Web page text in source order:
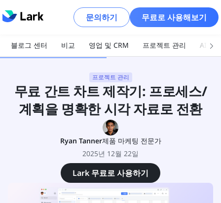
문의하기 무료로 사용해보기
블로그 센터 비교 영업 및 CRM 프로젝트 관리 AI 및
프로젝트 관리
무료 간트 차트 제작기: 프로세스/
계획을 명확한 시각 자료로 전환
Ryan Tanner제품 마케팅 전문가
2025년 12월 22일
Lark 무료로 사용하기